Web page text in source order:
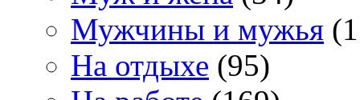
Мужчины и мужья
На отдыхе (95)